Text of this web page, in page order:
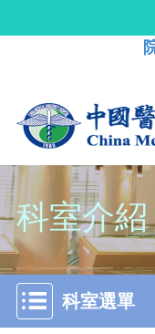
科室介紹
科室選單